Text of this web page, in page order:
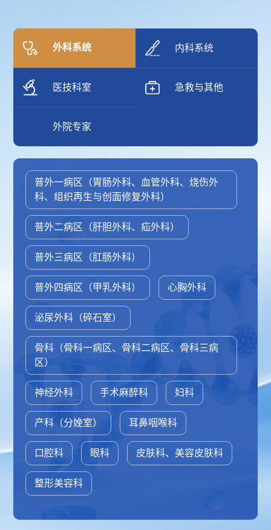
外科系统 内科系统
医技科室 急救与其他
外院专家
普外一病区（胃肠外科、血管外科、烧伤外
科、组织再生与创面修复外科）
普外二病区（肝胆外科、疝外科）
普外三病区（肛肠外科）
普外四病区（甲乳外科） 心胸外科
泌尿外科（碎石室）
骨科（骨科一病区、骨科二病区、骨科三病
区）
神经外科 手术麻醉科 妇科
产科（分娩室） 耳鼻咽喉科
口腔科 眼科 皮肤科、美容皮肤科
整形美容科